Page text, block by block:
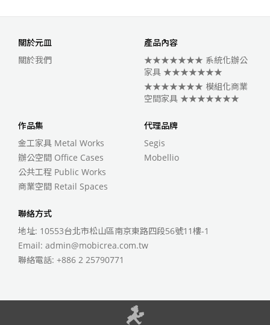
關於元皿
關於我們
產品內容
★★★★★★★ 系統化辦公
家具 ★★★★★★★
★★★★★★★ 模組化商業
空間家具 ★★★★★★★
作品集
金工家具 Metal Works
辦公空間 Office Cases
公共工程 Public Works
商業空間 Retail Spaces
代理品牌
Segis
Mobellio
聯絡方式
地址: 10553台北市松山區南京東路四段56號11樓-1
Email: admin@mobicrea.com.tw
聯絡電話: +886 2 25790771